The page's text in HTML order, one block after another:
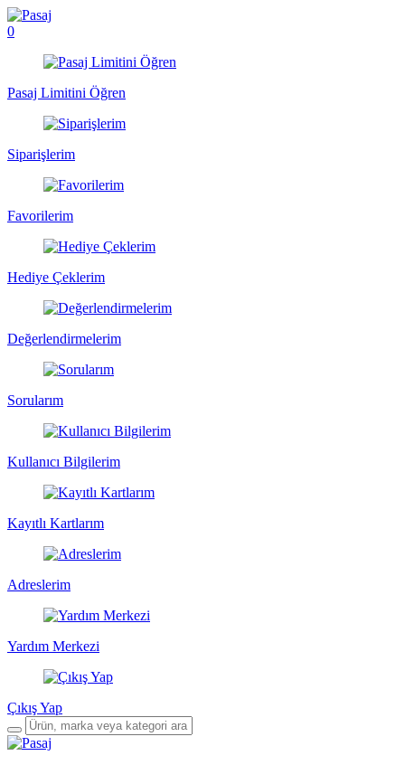
0
Pasaj Limitini Öğren
Siparişlerim
Favorilerim
Hediye Çeklerim
Değerlendirmelerim
Sorularım
Kullanıcı Bilgilerim
Kayıtlı Kartlarım
Adreslerim
Yardım Merkezi
Çıkış Yap